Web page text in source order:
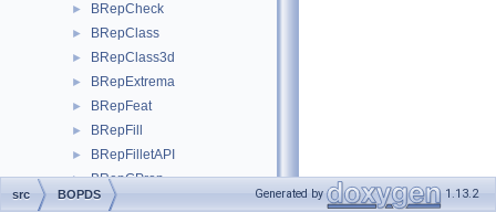
► BRepCheck
► BRepClass
► BRepClass3d
► BRepExtrema
► BRepFeat
► BRepFill
► BRepFilletAPI
► BRepGProp
► BRepIntCurveSurface
src BOPDS Generated by 1.13.2